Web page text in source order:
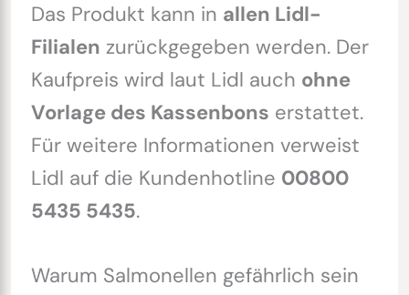
Das Produkt kann in allen Lidl-
Filialen zurückgegeben werden. Der
Kaufpreis wird laut Lidl auch ohne
Vorlage des Kassenbons erstattet.
Für weitere Informationen verweist
Lidl auf die Kundenhotline 00800
5435 5435.
Warum Salmonellen gefährlich sein